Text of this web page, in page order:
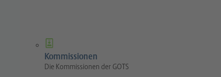
Kommissionen
Die Kommissionen der GOTS